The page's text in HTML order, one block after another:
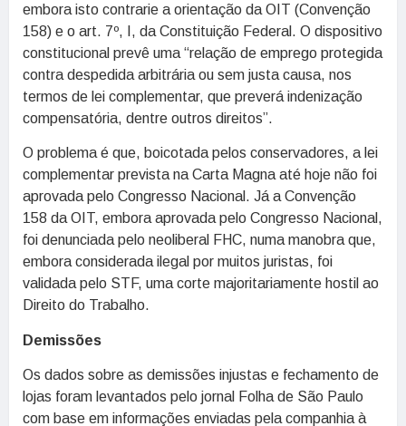
embora isto contrarie a orientação da OIT (Convenção
158) e o art. 7º, I, da Constituição Federal. O dispositivo
constitucional prevê uma “relação de emprego protegida
contra despedida arbitrária ou sem justa causa, nos
termos de lei complementar, que preverá indenização
compensatória, dentre outros direitos”.
O problema é que, boicotada pelos conservadores, a lei
complementar prevista na Carta Magna até hoje não foi
aprovada pelo Congresso Nacional. Já a Convenção
158 da OIT, embora aprovada pelo Congresso Nacional,
foi denunciada pelo neoliberal FHC, numa manobra que,
embora considerada ilegal por muitos juristas, foi
validada pelo STF, uma corte majoritariamente hostil ao
Direito do Trabalho.
Demissões
Os dados sobre as demissões injustas e fechamento de
lojas foram levantados pelo jornal Folha de São Paulo
com base em informações enviadas pela companhia à